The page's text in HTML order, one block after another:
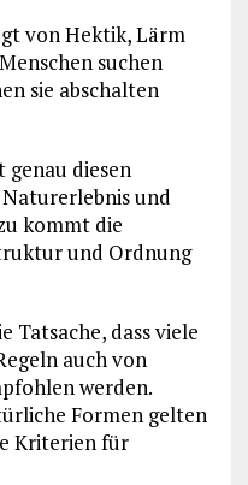
von Hektik, Lärm
suchen
sie abschalten
genau diesen
und
kommt die
und Ordnung
Tatsache, dass viele
auch von
werden.
Formen gelten
Kriterien für